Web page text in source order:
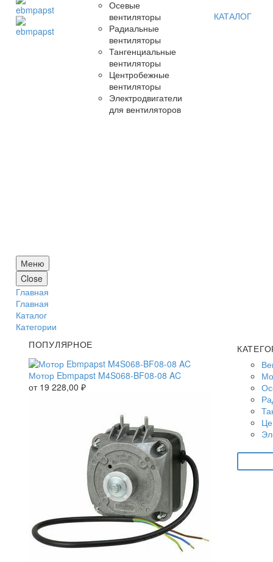
Осевые
вентиляторы
Радиальные
вентиляторы
Тангенциальные
вентиляторы
Центробежные
вентиляторы
Электродвигатели
для вентиляторов
КАТАЛОГ
Меню
Close
Главная
Главная
Каталог
Категории
ПОПУЛЯРНОЕ
Мотор Ebmpapst M4S068-BF08-08 AC
от 19 228,00 ₽